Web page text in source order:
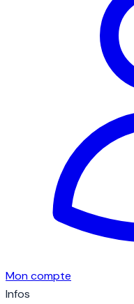
Mon compte
Infos